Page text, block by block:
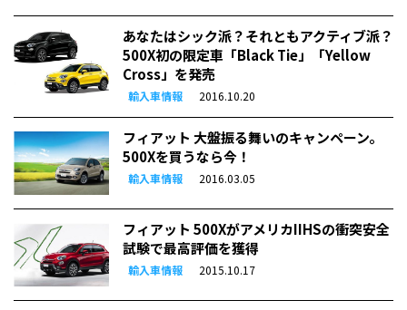
あなたはシック派？それともアクティブ派？
500X初の限定車「Black Tie」「Yellow
Cross」を発売
輸入車情報 2016.10.20
フィアット 大盤振る舞いのキャンペーン。
500Xを買うなら今！
輸入車情報 2016.03.05
フィアット 500XがアメリカIIHSの衝突安全
試験で最高評価を獲得
輸入車情報 2015.10.17